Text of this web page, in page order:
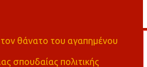
θάνατο του αγαπημένου
σπουδαίας πολιτικής